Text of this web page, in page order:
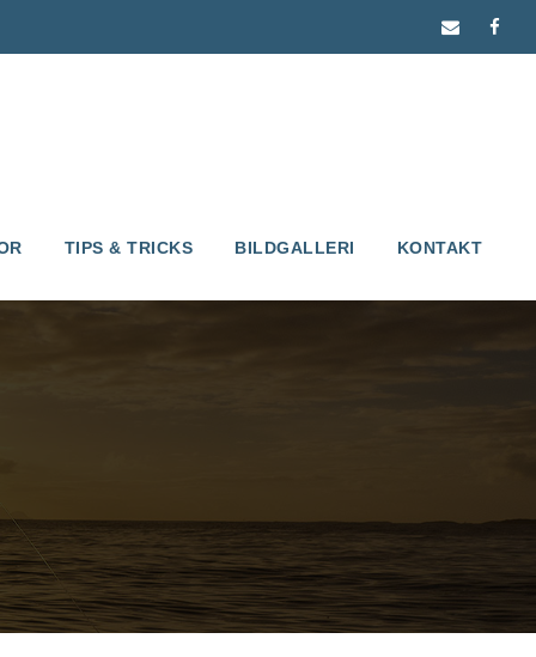
TIPS & TRICKS BILDGALLERI KONTAKT